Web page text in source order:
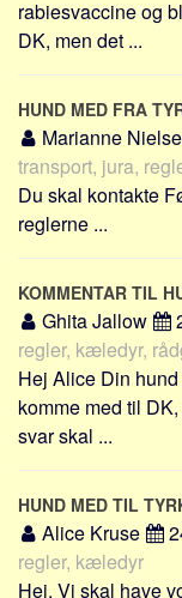
rabiesvaccine og
DK, men det ...
HUND MED FRA
Marianne
transport, jura,
Du skal kontakte
reglerne ...
KOMMENTAR TIL
Ghita Jallow
regler, kæledyr,
Hej Alice Din
komme med til
svar skal ...
HUND MED TIL
Alice Kruse
regler, kæledyr
Hej. Vi skal have